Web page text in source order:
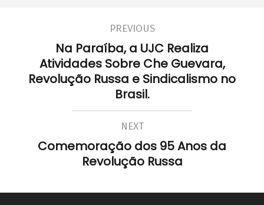
PREVIOUS
Na Paraíba, a UJC Realiza
Atividades Sobre Che Guevara,
Revolução Russa e Sindicalismo no
Brasil.
NEXT
Comemoração dos 95 Anos da
Revolução Russa